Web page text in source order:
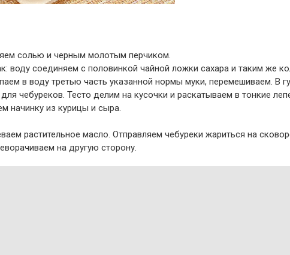
солью и черным молотым перчиком.
воду соединяем с половинкой чайной ложки сахара и таким же
в воду третью часть указанной нормы муки, перемешиваем. В
чебуреков. Тесто делим на кусочки и раскатываем в тонкие
начинку из курицы и сыра.
растительное масло. Отправляем чебуреки жариться на
на другую сторону.